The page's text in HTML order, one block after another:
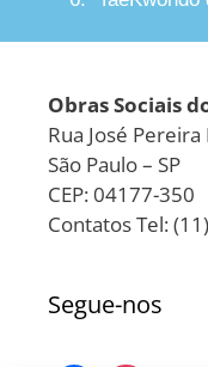
Obras Sociais
Rua José
São Paulo – SP
CEP: 04177-350
Contatos Tel:
Segue-nos